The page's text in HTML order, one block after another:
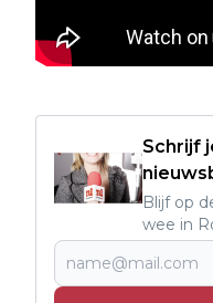
Schrijf
Blijf op
wee in